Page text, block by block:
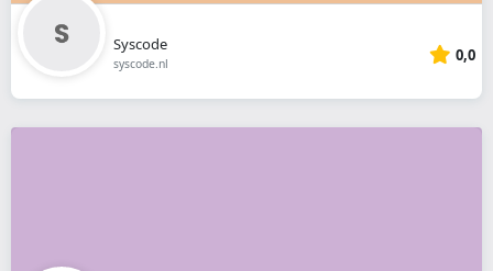
Syscode
syscode.nl 0,0